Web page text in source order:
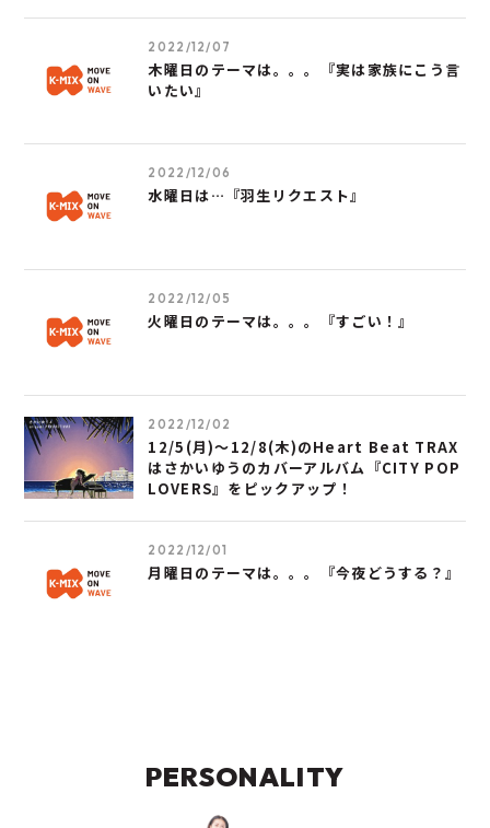
2022/12/07
木曜日のテーマは。。。『実は家族にこう言
いたい』
2022/12/06
水曜日は…『羽生リクエスト』
2022/12/05
火曜日のテーマは。。。『すごい！』
2022/12/02
12/5(月)～12/8(木)のHeart Beat TRAX
はさかいゆうのカバーアルバム『CITY POP
LOVERS』をピックアップ！
2022/12/01
月曜日のテーマは。。。『今夜どうする？』
PERSONALITY